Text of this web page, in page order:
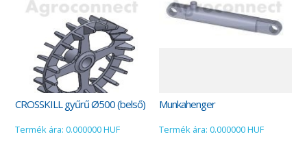
CROSSKILL gyűrű Ø500 (belső)
Termék ára: 0.000000 HUF
Munkahenger
Termék ára: 0.000000 HUF